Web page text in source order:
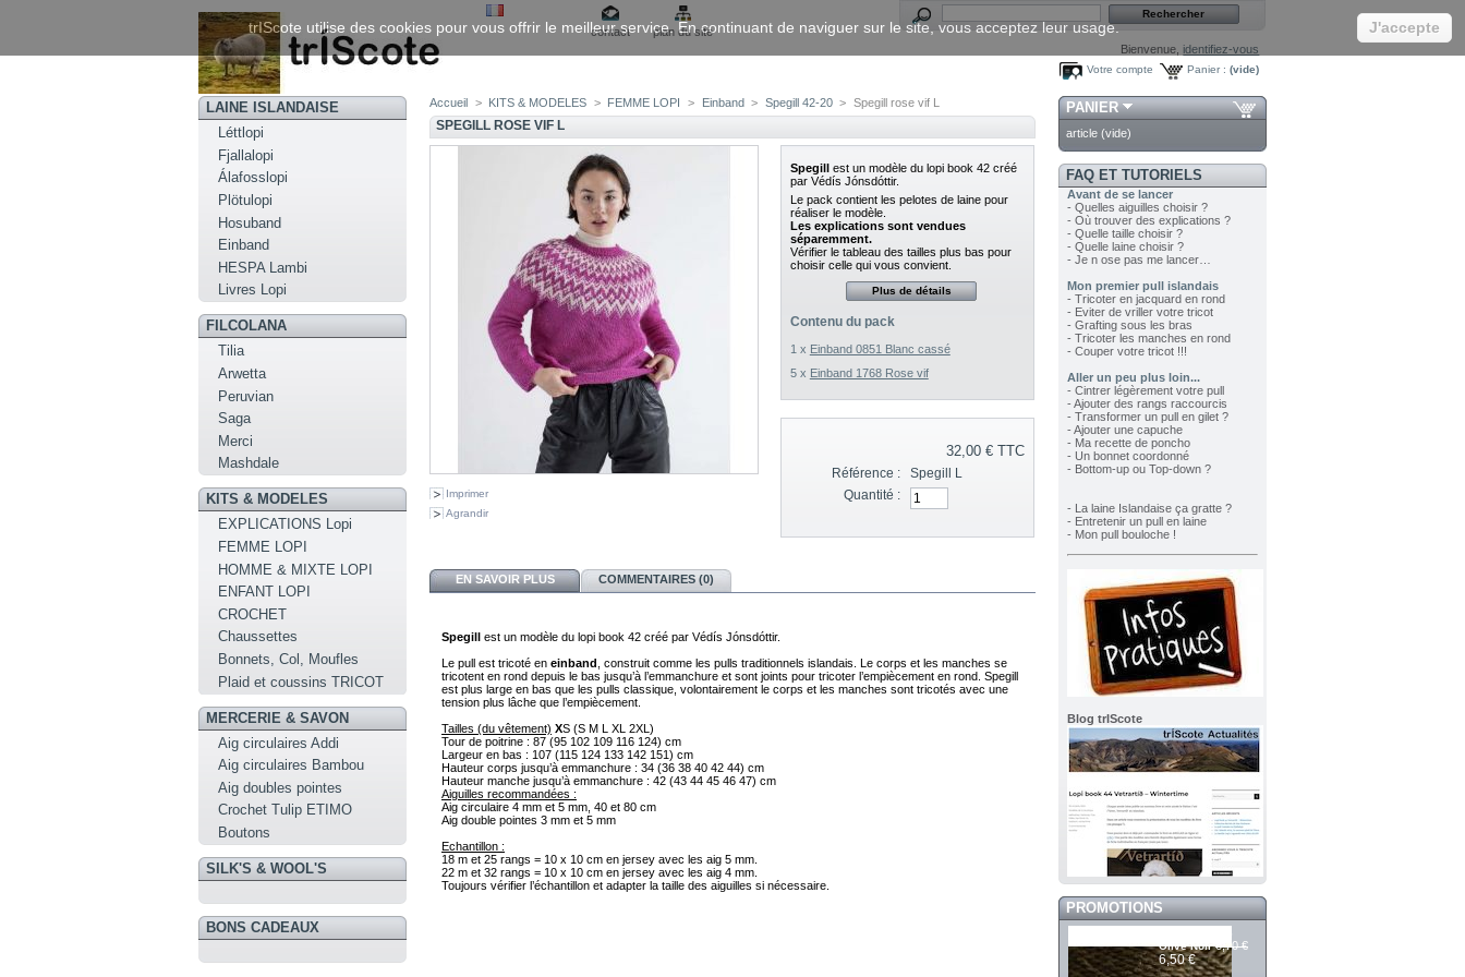
contact
plan du site
Bienvenue, identifiez-vous
Panier : (vide)
Votre compte
LAINE ISLANDAISE
Léttlopi
Fjallalopi
Álafosslopi
Plötulopi
Hosuband
Einband
HESPA Lambi
Livres Lopi
FILCOLANA
Tilia
Arwetta
Peruvian
Saga
Merci
Mashdale
KITS & MODELES
EXPLICATIONS Lopi
FEMME LOPI
HOMME & MIXTE LOPI
ENFANT LOPI
CROCHET
Chaussettes
Bonnets, Col, Moufles
Plaid et coussins TRICOT
MERCERIE & SAVON
Aig circulaires Addi
Aig circulaires Bambou
Aig doubles pointes
Crochet Tulip ETIMO
Boutons
SILK'S & WOOL'S
BONS CADEAUX
Accueil > KITS & MODELES > FEMME LOPI > Einband > Spegill 42-20 > Spegill rose vif L
SPEGILL ROSE VIF L
Imprimer
Agrandir
Spegill est un modèle du lopi book 42 créé
par Védís Jónsdóttir.
Le pack contient les pelotes de laine pour
réaliser le modèle.
Les explications sont vendues
séparemment.
Vérifier le tableau des tailles plus bas pour
choisir celle qui vous convient.
Plus de détails
Contenu du pack
1 x Einband 0851 Blanc cassé
5 x Einband 1768 Rose vif
32,00 €TTC
Référence :
Spegill L
Quantité :
EN SAVOIR PLUS COMMENTAIRES (0)
Spegill est un modèle du lopi book 42 créé par Védís Jónsdóttir.
Le pull est tricoté en einband , construit comme les pulls traditionnels islandais.
Le corps et les manches se
tricotent en rond depuis le bas jusqu’à l’emmanchure et sont joints pour tricoter l’empiècement en rond. Spegill
est plus large en bas que les pulls classique, volontairement l e corps et les manches sont tricotés avec une
tension plus lâche que l’empiècement.
Tailles (du vêtement) XS (S M L XL 2XL)
Tour de poitrine : 87 (95 102 109 116 124) cm
Largeur en bas : 107 (115 124 133 142 151) cm
Hauteur corps jusqu’à emmanchure : 34 (36 38 40 42 44) cm
Hauteur manche jusqu’à emmanchure : 42 (43 44 45 46 47) cm
Aiguilles recommandées :
Aig circulaire 4 mm et 5 mm, 40 et 80 cm
Aig double pointes 3 mm et 5 mm
Echantillon :
18 m et 25 rangs = 10 x 10 cm en jersey avec les aig 5 mm.
22 m et 32 rangs = 10 x 10 cm en jersey avec les aig 4 mm.
Toujours vérifier l’échantillon et adapter la taille des aiguilles si nécessaire.
PANIER
article (vide)
FAQ ET TUTORIELS
Avant de se lancer
- Quelles aiguilles choisir ?
- Où trouver des explications ?
- Quelle taille choisir ?
- Quelle laine choisir ?
- Je n ose pas me lancer…
Mon premier pull islandais
- Tricoter en jacquard en rond
- Eviter de vriller votre tricot
- Grafting sous les bras
- Tricoter les manches en rond
- Couper votre tricot !!!
Aller un peu plus loin...
- Cintrer légèrement votre pull
- Ajouter des rangs raccourcis
- Transformer un pull en gilet ?
- Ajouter une capuche
- Ma recette de poncho
- Un bonnet coordonné
- Bottom-up ou Top-down ?
- La laine Islandaise ça gratte ?
- Entretenir un pull en laine
- Mon pull bouloche !
Blog trIScote
PROMOTIONS
Olive Noir 6,70 €
6,50 €
trIScote utilise des cookies pour vous offrir le meilleur service. En continuant de naviguer sur le site, vous acceptez leur usage. J'accepte